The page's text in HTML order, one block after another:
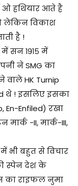
हथियार आते है
लेकिन विकाश
है !
सन १९१५ में
ने SMG का
HK Turnip
थे ! इसलिए इसका
En-Enfiled) रखा
मार्क -II, मार्क-III,
भी बहुत से विचार
स्पेन देश के
का राइफल नुमा